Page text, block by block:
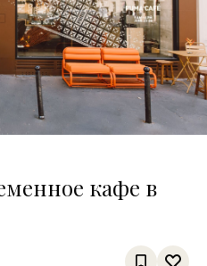
кафе в